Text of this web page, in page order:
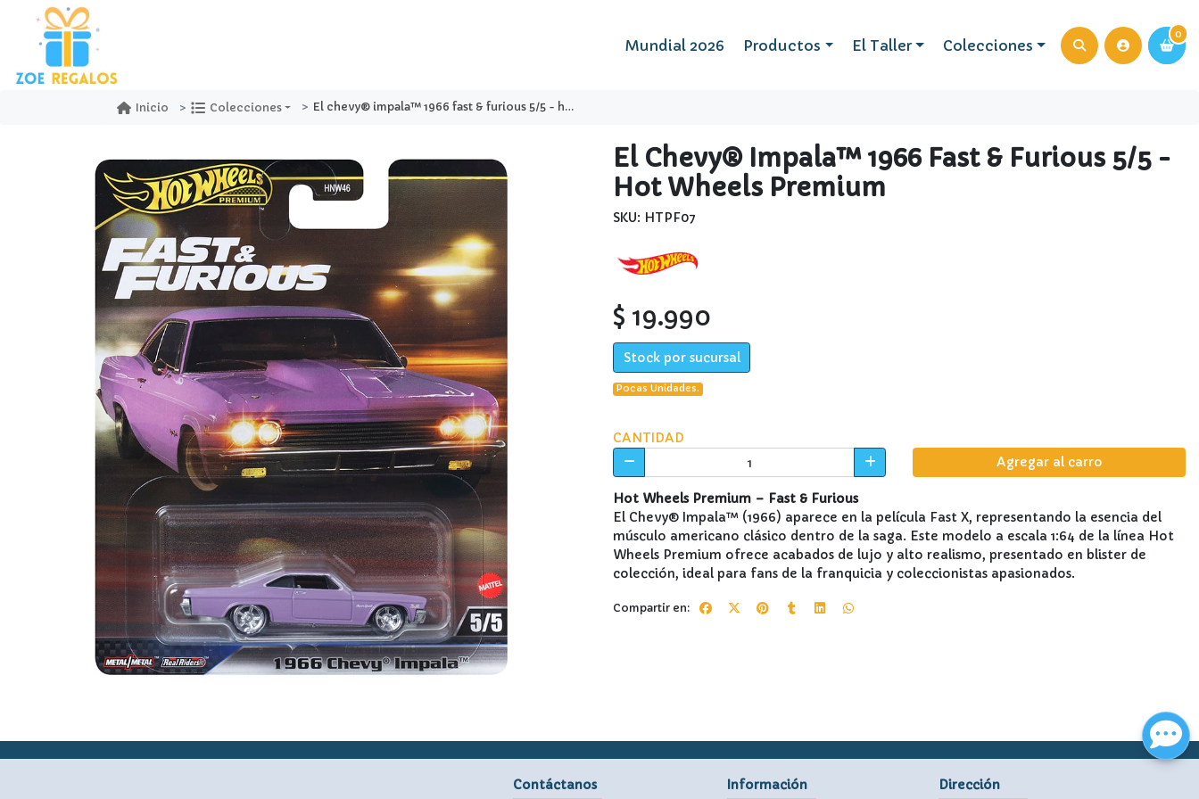
0
Mundial 2026 Productos El Taller Colecciones
0
Inicio Colecciones El chevy® impala™ 1966 fast & furious 5/5 - hot wheels premium
El Chevy® Impala™ 1966 Fast & Furious 5/5 -
Hot Wheels Premium
SKU: HTPF07
$ 19.990
Stock por sucursal
Pocas Unidades.
CANTIDAD
Agregar al carro
Hot Wheels Premium – Fast & Furious
El Chevy® Impala™ (1966) aparece en la película Fast X, representando la esencia del
músculo americano clásico dentro de la saga. Este modelo a escala 1:64 de la línea Hot
Wheels Premium ofrece acabados de lujo y alto realismo, presentado en blister de
colección, ideal para fans de la franquicia y coleccionistas apasionados.
Compartir en:
Contáctanos Información Dirección